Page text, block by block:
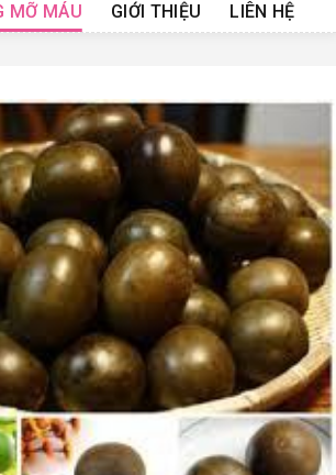
MỠ MÁU
GIỚI THIỆU LIÊN HỆ